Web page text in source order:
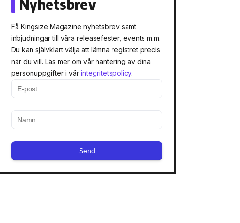
Nyhetsbrev
Få Kingsize Magazine nyhetsbrev samt
inbjudningar till våra releasefester, events m.m.
Du kan självklart välja att lämna registret precis
när du vill. Läs mer om vår hantering av dina
personuppgifter i vår integritetspolicy.
Send